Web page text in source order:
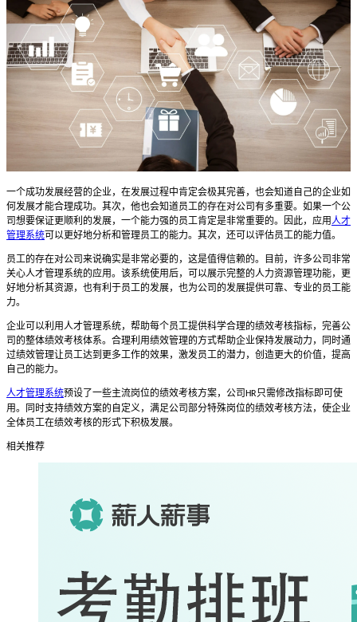
一个成功发展经营的企业，在发展过程中肯定会极其完善，也会知道自己的企业如
何发展才能合理成功。其次，他也会知道员工的存在对公司有多重要。如果一个公
司想要保证更顺利的发展，一个能力强的员工肯定是非常重要的。因此，应用 人才
管理系统可以更好地分析和管理员工的能力。其次，还可以评估员工的能力值。
员工的存在对公司来说确实是非常必要的，这是值得信赖的。目前，许多公司非常
关心人才管理系统的应用。该系统使用后，可以展示完整的人力资源管理功能，更
好地分析其资源，也有利于员工的发展，也为公司的发展提供可靠、专业的员工能
力。
企业可以利用人才管理系统，帮助每个员工提供科学合理的绩效考核指标，完善公
司的整体绩效考核体系。合理利用绩效管理的方式帮助企业保持发展动力，同时通
过绩效管理让员工达到更多工作的效果，激发员工的潜力，创造更大的价值，提高
自己的能力。
人才管理系统预设了一些主流岗位的绩效考核方案，公司 HR只需修改指标即可使
用。同时支持绩效方案的自定义，满足公司部分特殊岗位的绩效考核方法，使企业
全体员工在绩效考核的形式下积极发展。
相关推荐